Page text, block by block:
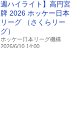
週ハイライト】⾼円宮
牌 2026 ホッケー⽇本
リーグ （さくらリー
グ）
ホッケー日本リーグ機構
2026/6/10 14:00